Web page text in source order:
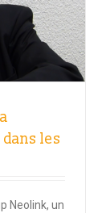
les
Neolink, un